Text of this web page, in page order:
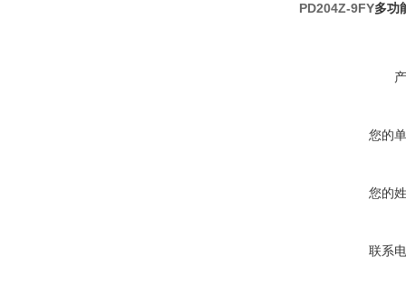
PD204Z-9FY多功
您的
您的
联系